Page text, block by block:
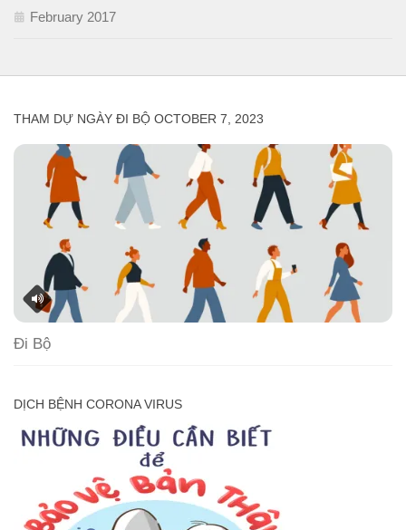
February 2017
THAM DỰ NGÀY ĐI BỘ OCTOBER 7, 2023
Đi Bộ
DỊCH BỆNH CORONA VIRUS